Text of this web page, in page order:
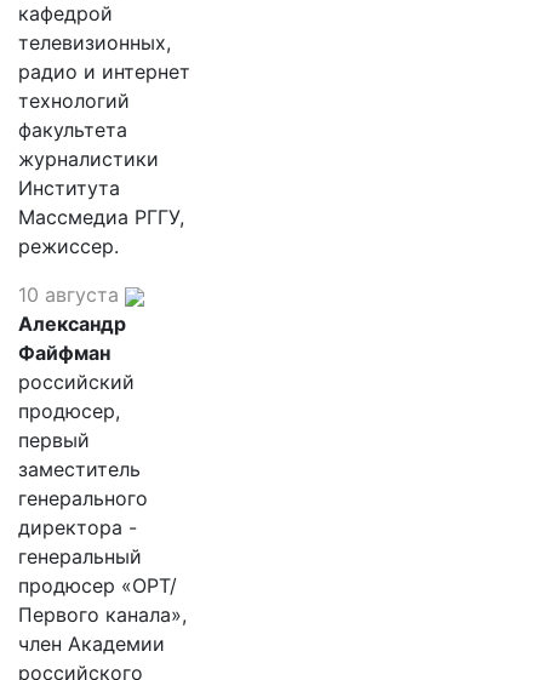
кафедрой
телевизионных,
радио и интернет
технологий
факультета
журналистики
Института
Массмедиа РГГУ,
режиссер.
10 августа
Александр
Файфман
российский
продюсер,
первый
заместитель
генерального
директора -
генеральный
продюсер «ОРТ/
Первого канала»,
член Академии
российского